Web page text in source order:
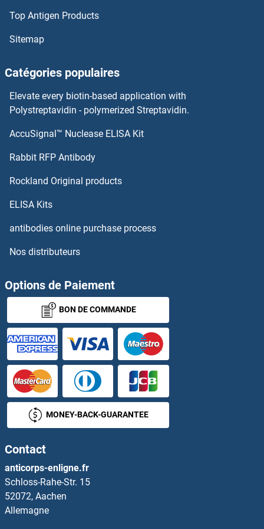
Bcl-2 Kits ELISA
BDNF Kits ELISA
beta 2 Adrenergic Receptor Kits ELISA
beta Actin Kits ELISA
beta Amyloid Kits ELISA
beta Arrestin 1 Kits ELISA
beta Catenin Kits ELISA
beta Defensin 1 Kits ELISA
beta Endorphin Kits ELISA
Beta Lactoglobulin Kits ELISA
beta Synuclein Kits ELISA
beta-2-Microglobulin Kits ELISA
beta-Thromboglobulin Kits ELISA
Betacellulin Kits ELISA
Top Antigen Products
Sitemap
Catégories populaires
Elevate every biotin-based application with
Polystreptavidin - polymerized Streptavidin.
AccuSignal™ Nuclease ELISA Kit
Rabbit RFP Antibody
Rockland Original products
ELISA Kits
antibodies online purchase process
Nos distributeurs
Options de Paiement
BON DE COMMANDE
MONEY-BACK-GUARANTEE
Contact
anticorps-enligne.fr
Schloss-Rahe-Str. 15
52072, Aachen
Allemagne